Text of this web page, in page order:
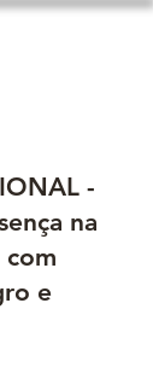
-
na
com
e